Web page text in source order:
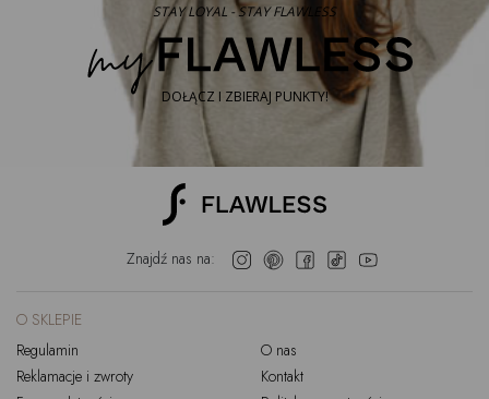
STAY LOYAL - STAY FLAWLESS
DOŁĄCZ I ZBIERAJ PUNKTY!
Znajdź nas na:
O SKLEPIE
Regulamin
Reklamacje i zwroty
O nas
Kontakt